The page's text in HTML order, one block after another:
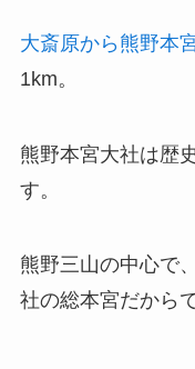
大斎原から熊野本
1km。
熊野本宮大社は歴
す。
熊野三山の中心で
社の総本宮だからで